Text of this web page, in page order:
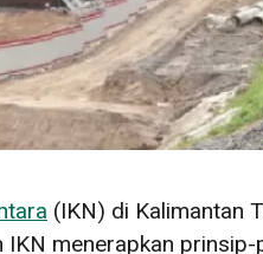
(IKN) di Kalimantan
IKN menerapkan prinsip-